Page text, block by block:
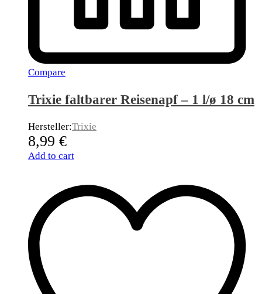
Compare
Trixie faltbarer Reisenapf – 1 l/ø 18 cm
Hersteller:Trixie
8,99 €
Add to cart